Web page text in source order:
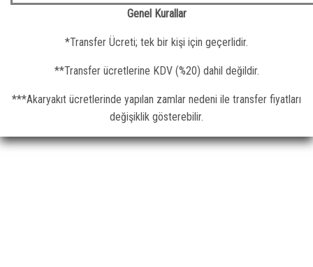
Genel Kurallar
*Transfer Ücreti; tek bir kişi için geçerlidir.
**Transfer ücretlerine KDV (%20) dahil değildir.
***Akaryakıt ücretlerinde yapılan zamlar nedeni ile transfer fiyatları
değişiklik gösterebilir.